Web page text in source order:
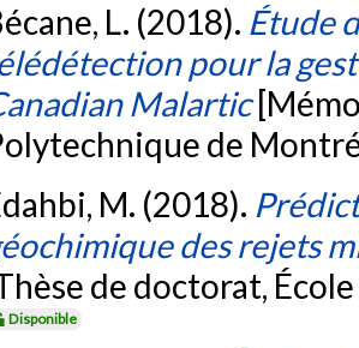
L. (2018). Étude
pour la
Malartic
de
M. (2018).
des rejets
de doctorat,
Disponible